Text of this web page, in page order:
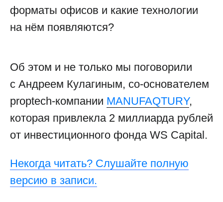
форматы офисов и какие технологии
на нём появляются?
Об этом и не только мы поговорили
с Андреем Кулагиным, со-основателем
proptech-компании MANUFAQTURY,
которая привлекла 2 миллиарда рублей
от инвестиционного фонда WS Capital.
Некогда читать? Слушайте полную
версию в записи.